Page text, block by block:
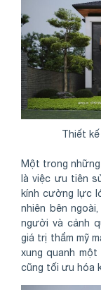
Thiết
Một trong
là việc ưu tiên
kính cường lực
nhiên bên
người và cảnh
giá trị thẩm mỹ
xung quanh
cũng tối ưu hóa